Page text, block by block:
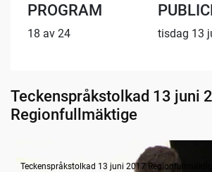
PROGRAM
18 av 24 tisdag 13
Teckenspråkstolkad 13 juni
Regionfullmäktige
Budget VGR - Övergripande
Teckenspråkstolkad 13 juni 2017 Regionfullmäktige